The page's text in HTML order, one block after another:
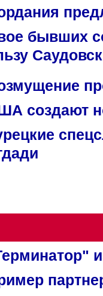
бывших
создают